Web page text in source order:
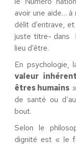
avoir une aide… à
délit d’entrave,
juste titre- dans
lieu d’être.
En
valeur
êtres humains
de santé ou
bout.
Selon le
dignité est « le